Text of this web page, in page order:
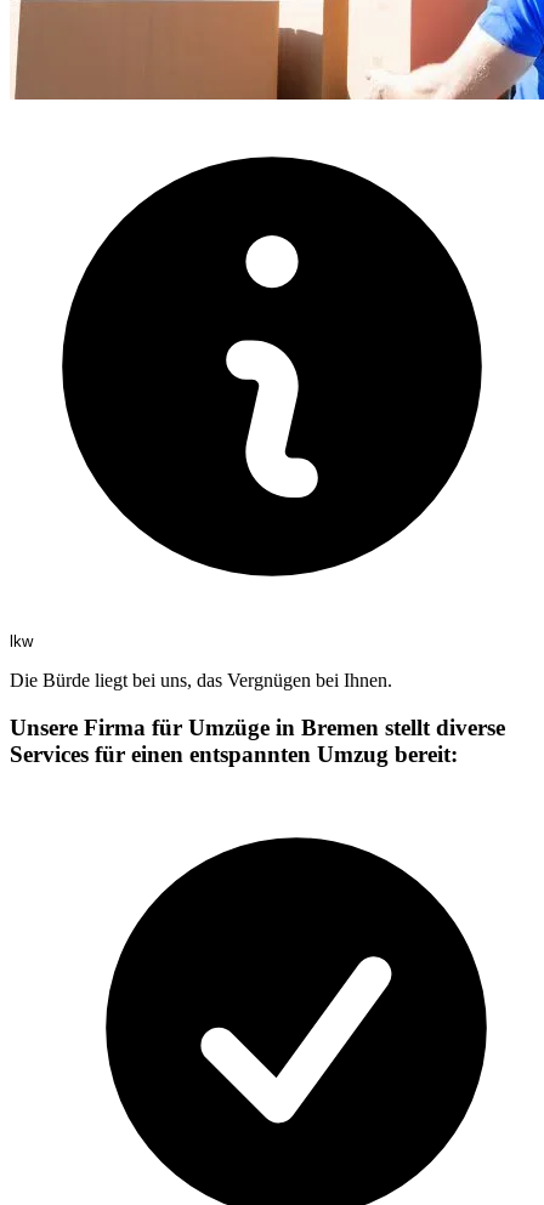
lkw
Die Bürde liegt bei uns, das Vergnügen bei Ihnen.
Unsere Firma für Umzüge in Bremen stellt diverse
Services für einen entspannten Umzug bereit: